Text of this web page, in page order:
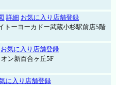
詳細 お気に入り店舗登録
トーヨーカドー武蔵小杉駅前店5階
お気に入り店舗登録
ン新百合ヶ丘5F
に入り店舗登録